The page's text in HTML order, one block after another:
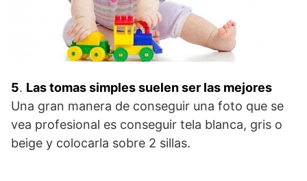
5. Las tomas simples suelen ser las mejores
Una gran manera de conseguir una foto que se
vea profesional es conseguir tela blanca, gris o
beige y colocarla sobre 2 sillas.